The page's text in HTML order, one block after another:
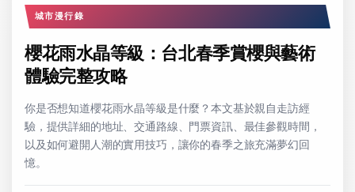
城市漫行錄
櫻花雨水晶等級：台北春季賞櫻與藝術
體驗完整攻略
你是否想知道櫻花雨水晶等級是什麼？本文基於親自走訪經
驗，提供詳細的地址、交通路線、門票資訊、最佳參觀時間，
以及如何避開人潮的實用技巧，讓你的春季之旅充滿夢幻回
憶。